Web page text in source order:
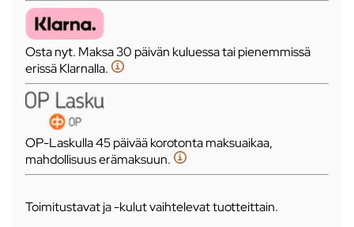
Osta nyt. Maksa 30 päivän kuluessa tai pienemmissä
erissä Klarnalla.
OP-Laskulla 45 päivää korotonta maksuaikaa,
mahdollisuus erämaksuun.
Toimitustavat ja -kulut vaihtelevat tuotteittain.